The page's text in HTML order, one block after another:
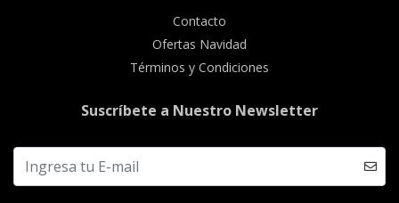
Contacto
Ofertas Navidad
Términos y Condiciones
Suscríbete a Nuestro Newsletter